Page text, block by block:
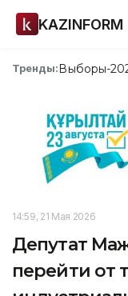
KAZINFORM
Тренды:Выборы-
14:59, 21 Мая 2026
Депутат
перейти от